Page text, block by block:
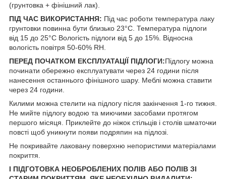
(грунтовка + фінішний лак).
ПІД ЧАС ВИКОРИСТАННЯ: Під час роботи температура лаку
грунтовки повинна бути близько 23°C. Температура підлоги
від 15 до 25°C Вологість підлоги від 5 до 15%. Відносна
вологість повітря 50-60% RH.
ПЕРЕД ПОЧАТКОМ ЕКСПЛУАТАЦІЇ ПІДЛОГИ:Підлогу можна
починати обережно експлуатувати через 24 години після
нанесення останнього фінішного шару. Меблі можна ставити
через 24 години.
Килими можна стелити на підлогу після закінчення 1-го тижня.
Не мийте підлогу водою та миючими засобами протягом
першого місяця. Приклейте до ніжок стільців і столів шматочки
повсті щоб уникнути появи подряпин на підлозі.
Не покривайте лаковану поверхню непористими матеріалами
покриття.
I ПІДГОТОВКА НЕОБРОБЛЕНИХ ПОЛІВ АБО ПОЛІВ ЗІ